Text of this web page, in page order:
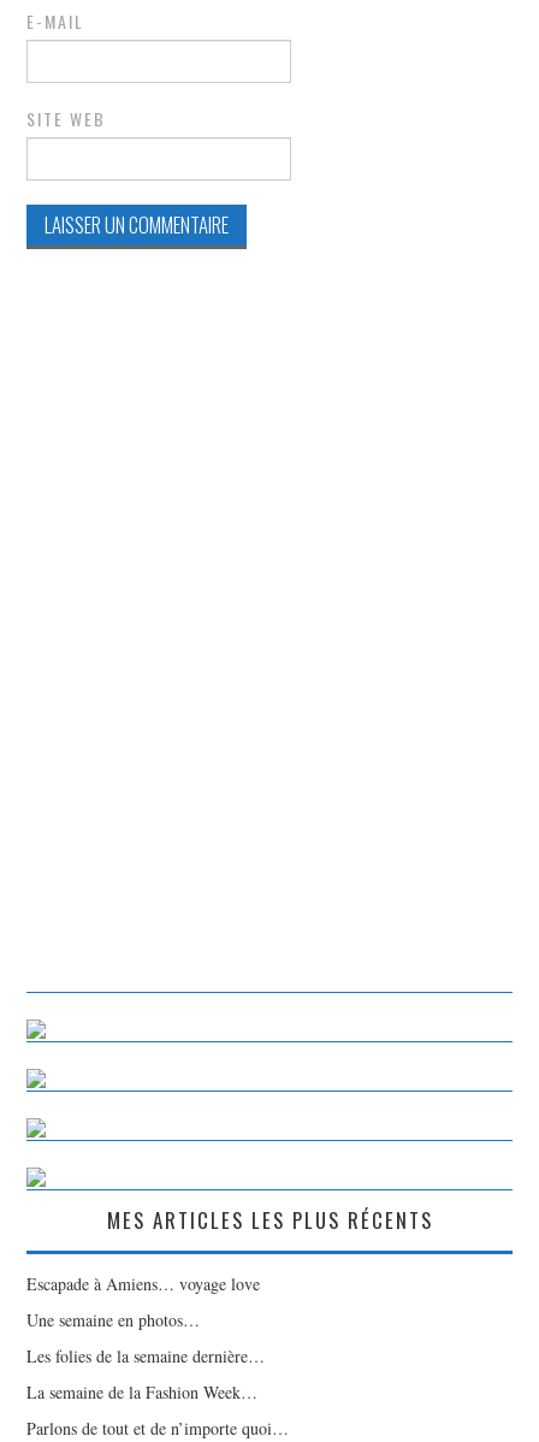
E-MAIL
SITE WEB
MES ARTICLES LES PLUS RÉCENTS
Escapade à Amiens… voyage love
Une semaine en photos…
Les folies de la semaine dernière…
La semaine de la Fashion Week…
Parlons de tout et de n’importe quoi…